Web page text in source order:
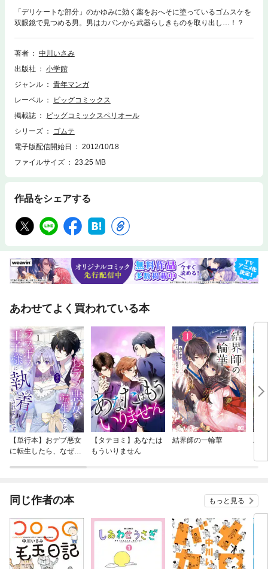
「デリケートな部分」のかゆみに効く薬をおへそに塗っているゴムスケを
双眼鏡で見つめる男。男はカバンから武器らしきものを取り出し…！？
著者
中川いさみ
出版社
小学館
ジャンル
青年マンガ
レーベル
ビッグコミックス
掲載誌
ビッグコミックスペリオール
シリーズ
ゴムテ
電子版配信開始日
2012/10/18
ファイルサイズ
23.25 MB
作品をシェアする
あわせてよく買われている本
【単行本】おデブ悪女
に転生したら、なぜか
【タテヨミ】あなたは
もういりません
結界師の一輪華
バ
今
同じ作者の本 もっと見る